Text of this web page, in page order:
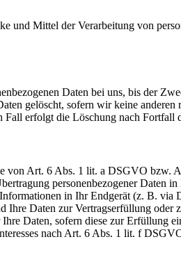
und Mittel der Verarbeitung von
Daten bei uns, bis der
gelöscht, sofern wir keine
Fall erfolgt die Löschung nach Fortfall
von Art. 6 Abs. 1 lit. a DSGVO bzw.
personenbezogener Daten
in Ihr Endgerät (z. B.
Daten zur Vertragserfüllung oder
Daten, sofern diese zur Erfüllung
nach Art. 6 Abs. 1 lit. f